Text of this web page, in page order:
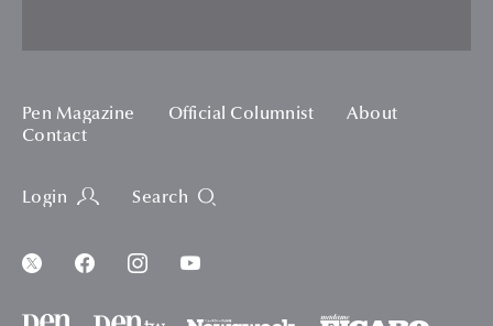
Pen Magazine Official Columnist
About
Contact
Login Search